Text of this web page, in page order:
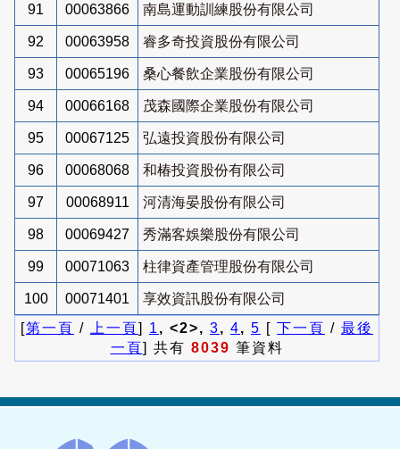
91 00063866 南島運動訓練股份有限公司
92 00063958 睿多奇投資股份有限公司
93 00065196 桑心餐飲企業股份有限公司
94 00066168 茂森國際企業股份有限公司
95 00067125 弘遠投資股份有限公司
96 00068068 和椿投資股份有限公司
97 00068911 河清海晏股份有限公司
98 00069427 秀滿客娛樂股份有限公司
99 00071063 柱律資產管理股份有限公司
100 00071401
享效資訊股份有限公司
[第一頁 / 上一頁] 1 , <2>, 3, 4, 5 [ 下一頁 / 最後
一頁] 共有 8039 筆資料